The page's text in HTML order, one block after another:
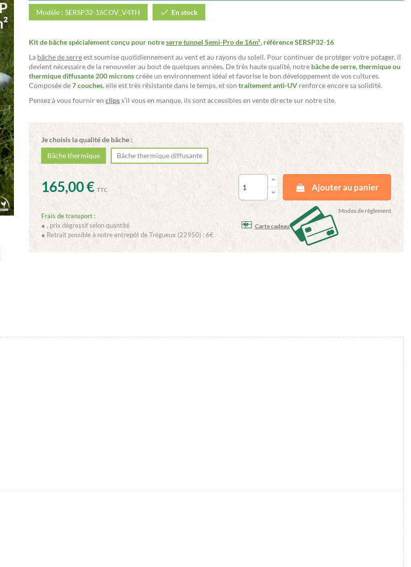
Kit de bâche spécialement conçu pour notreserre tunnel Semi-Pro de 16m², référence SERSP32-16
La bâche de serreest soumise quotidiennement au vent et au rayons du soleil. Pour continuer de protéger votre potager, il
devient nécessaire de la renouveler au bout de quelques années. De très haute qualité, notre bâche de serre, thermique ou
thermique diffusante 200 micronscréée un environnement idéal et favorise le bon développement de vos cultures.
Composée de7 couches, elle est très résistante dans le temps, et son traitement anti-UV renforce encore sa solidité.
Pensez à vous fournir en clipss’il vous en manque, ils sont accessibles en vente directe sur notre site.
Je choisis la qualité de bâche :
Bâche thermique
Bâche thermique diffusante
Modèle : SERSP32-16COV_V4TH En stock
165,00 € TTC
keyboard_arrow_up
keyboard_arrow_down
Ajouter au panier
Carte cadeau
Modes de règlement
Frais de transport :
● , prix dégressif selon quantité
● Retrait possible à notre entrepôt de Trégueux (22950) : 6€